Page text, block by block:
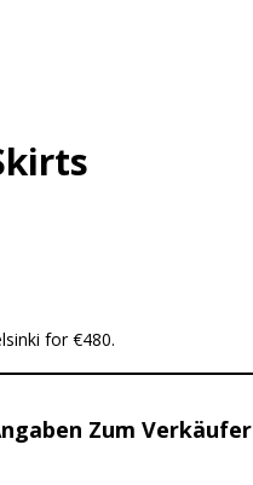
for €480.
Zum Verkäufer